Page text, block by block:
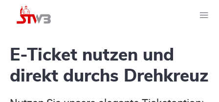
E-Ticket nutzen und
direkt durchs Drehkreuz